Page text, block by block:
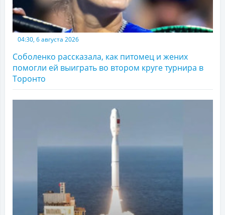
04:30, 6 августа 2026
Соболенко рассказала, как питомец и жених
помогли ей выиграть во втором круге турнира в
Торонто